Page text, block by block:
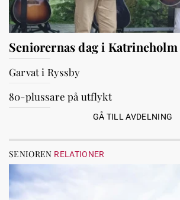
Seniorernas dag i Katrineholm
Garvat i Ryssby
80-plussare på utflykt
GÅ TILL AVDELNING
SENIOREN RELATIONER